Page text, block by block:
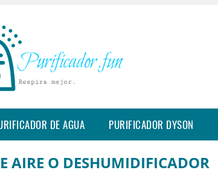
DE AGUA PURIFICADOR DYSON
AIRE O DESHUMIDIFICADOR